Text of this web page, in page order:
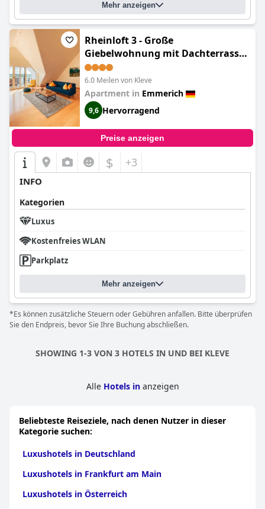
Mehr anzeigen
Rheinloft 3 - Große
Giebelwohnung mit Dachterrassen
an der Rheinpromenade
6.0 Meilen von Kleve
Apartment in Emmerich
9,6 Hervorragend
Preise anzeigen
$ +3
INFO
Kategorien
Luxus
Kostenfreies WLAN
Parkplatz
Mehr anzeigen
*Es können zusätzliche Steuern oder Gebühren anfallen. Bitte überprüfen
Sie den Endpreis, bevor Sie Ihre Buchung abschließen.
SHOWING 1-3 VON 3 HOTELS IN UND BEI KLEVE
Alle Hotels in anzeigen
Beliebteste Reiseziele, nach denen Nutzer in dieser
Kategorie suchen:
Luxushotels in Deutschland
Luxushotels in Frankfurt am Main
Luxushotels in Österreich